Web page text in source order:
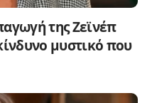
της Ζεϊνέπ
μυστικό που